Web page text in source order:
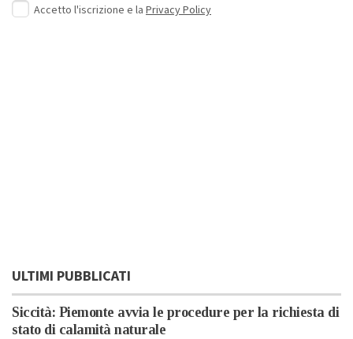
Accetto l'iscrizione e la Privacy Policy
ULTIMI PUBBLICATI
Siccità: Piemonte avvia le procedure per la richiesta di
stato di calamità naturale